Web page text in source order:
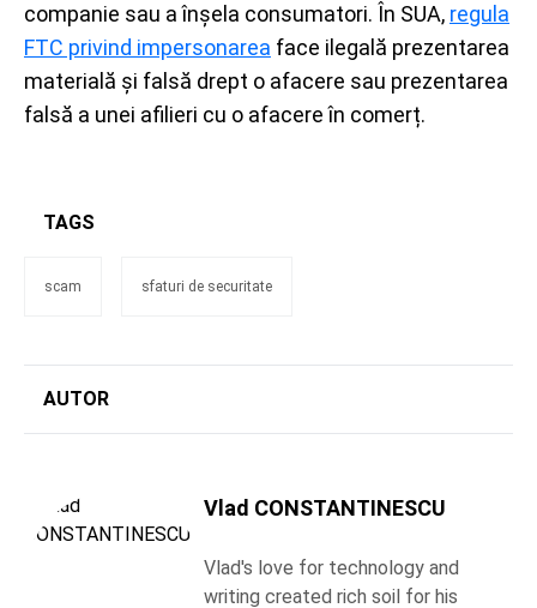
companie sau a înșela consumatori. În SUA, regula
FTC privind impersonarea face ilegală prezentarea
materială și falsă drept o afacere sau prezentarea
falsă a unei afilieri cu o afacere în comerț.
TAGS
scam sfaturi de securitate
AUTOR
Vlad CONSTANTINESCU
Vlad's love for technology and
writing created rich soil for his